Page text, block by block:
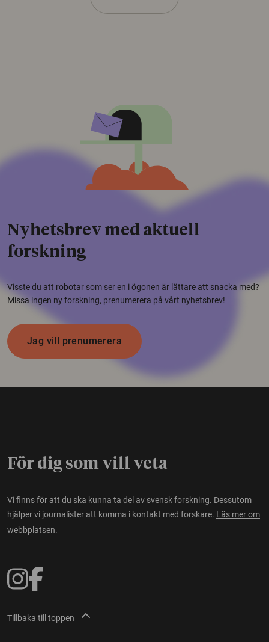
Nyhetsbrev med aktuell
forskning
Visste du att robotar som ser en i ögonen är lättare att snacka med?
Missa ingen ny forskning, prenumerera på vårt nyhetsbrev!
Jag vill prenumerera
För dig som vill veta
Vi finns för att du ska kunna ta del av svensk forskning. Dessutom
hjälper vi journalister att komma i kontakt med forskare. Läs mer om
webbplatsen.
Tillbaka till toppen